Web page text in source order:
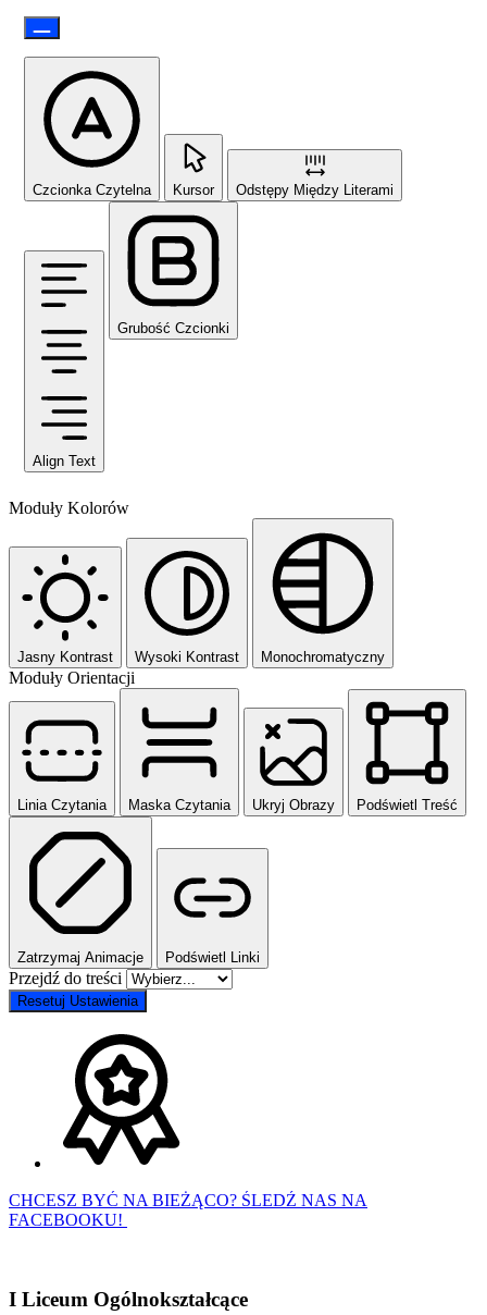
Czcionka Czytelna Kursor Odstępy Między Literami
Align Text
Grubość Czcionki
Moduły Kolorów
Jasny Kontrast Wysoki Kontrast Monochromatyczny
Moduły Orientacji
Linia Czytania Maska Czytania Ukryj Obrazy Podświetl Treść
Zatrzymaj Animacje Podświetl Linki
Przejdź do treści
Resetuj Ustawienia
CHCESZ BYĆ NA BIEŻĄCO? ŚLEDŹ NAS NA
FACEBOOKU!
I Liceum Ogólnokształcące